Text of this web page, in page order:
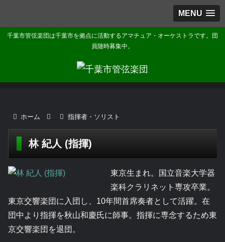
MENU
千葉市管弦楽団は千葉市を拠点に活動するアマチュア・オーケストラです。団
員随時募集中。
ホーム 指揮者・ソリスト
林 紀人 (指揮)
東京生まれ。国立音楽大学器
楽科クラリネット専攻卒業。
東京交響楽団に入団し、10年間首席奏者として活躍。在
団中より指揮を秋山和慶氏に師事。指揮に専念するため東
京交響楽団を退団。